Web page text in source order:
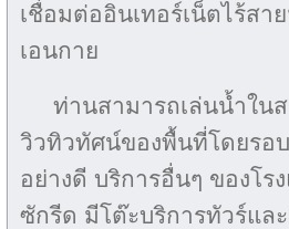
เชื่อมต่ออินเทอร์เน็ตไร้สา
เอนกาย
ท่านสามารถเล่นน้ำใน
วิวทิวทัศน์ของพื้นที่โดยรอ
อย่างดี บริการอื่นๆ ของโร
ซักรีด มีโต๊ะบริการทัวร์แล